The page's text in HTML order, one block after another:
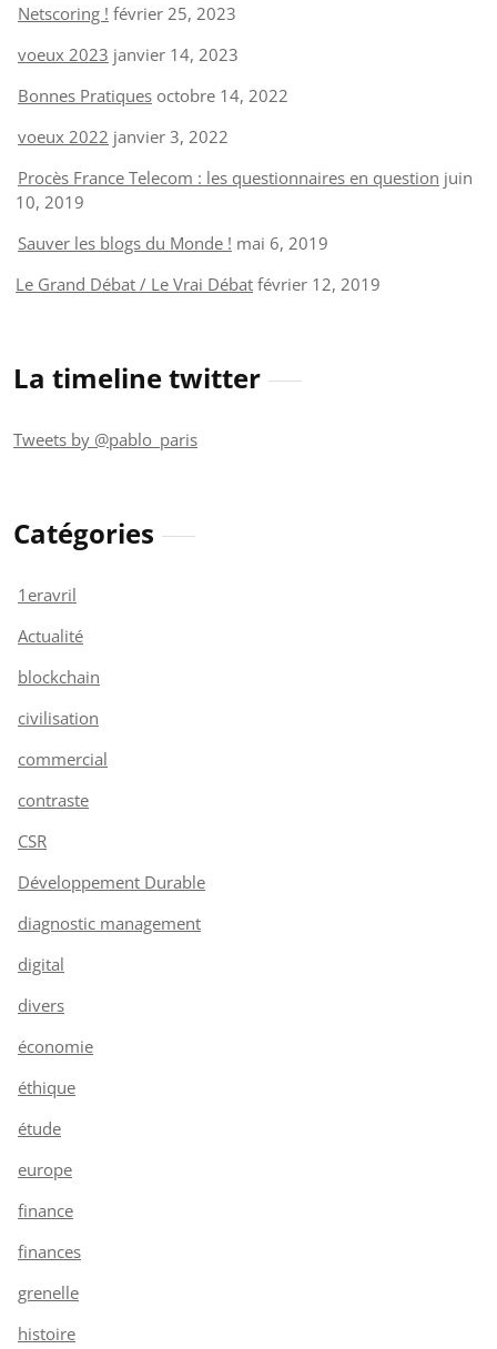
Netscoring ! février 25, 2023
voeux 2023 janvier 14, 2023
Bonnes Pratiques octobre 14, 2022
voeux 2022 janvier 3, 2022
Procès France Telecom : les questionnaires en question juin
10, 2019
Sauver les blogs du Monde ! mai 6, 2019
Le Grand Débat / Le Vrai Débat février 12, 2019
La timeline twitter
Tweets by @pablo_paris
Catégories
1eravril
Actualité
blockchain
civilisation
commercial
contraste
CSR
Développement Durable
diagnostic management
digital
divers
économie
éthique
étude
europe
finance
finances
grenelle
histoire